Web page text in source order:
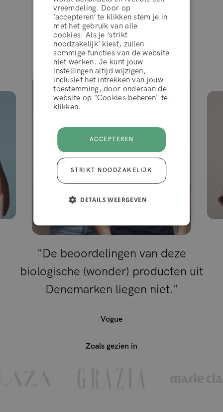
op
Gezien in
"De beoordelingen van deze
biologische (wonder) producten uit
Denemarken liegen niet."
Vogue
Zoals gezien in
algemene voorwaarden
WEIGEREN
ACCEPTEER
vreemdeling. Door op
‘accepteren’ te klikken stem je in
met het gebruik van alle
cookies. Als je ‘strikt
noodzakelijk’ kiest, zullen
sommige functies van de website
niet werken. Je kunt jouw
instellingen altijd wijzigen,
inclusief het intrekken van jouw
toestemming, door onderaan de
website op "Cookies beheren" te
klikken.
ACCEPTEREN
STRIKT NOODZAKELIJK
DETAILS WEERGEVEN